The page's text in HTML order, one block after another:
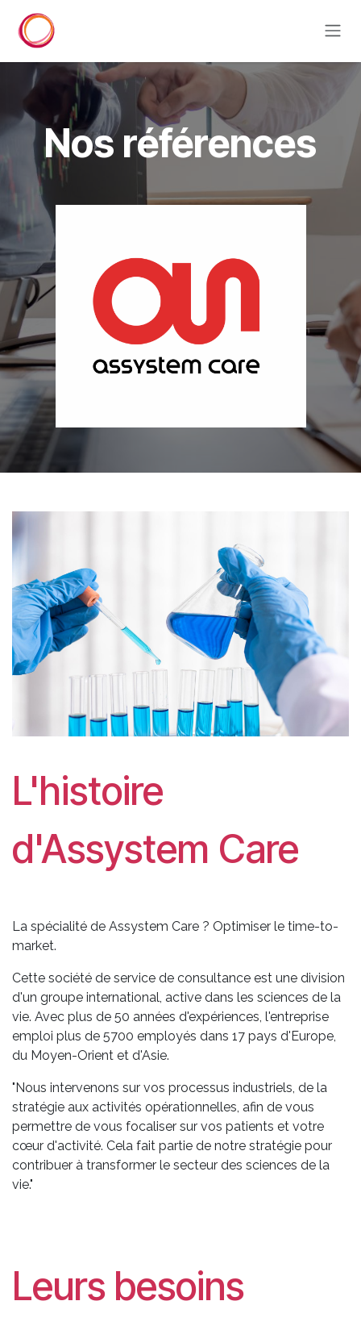
Nos références
L'histoire
d'Assystem Care
La spécialité de Assystem Care ? Optimiser le time-to-
market.
Cette société de service de consultance est une division
d'un groupe international, active dans les sciences de la
vie. Avec plus de 50 années d'expériences, l'entreprise
emploi plus de 5700 employés dans 17 pays d'Europe,
du Moyen-Orient et d'Asie.
"Nous intervenons sur vos processus industriels, de la
stratégie aux activités opérationnelles, afin de vous
permettre de vous focaliser sur vos patients et votre
cœur d'activité. Cela fait partie de notre stratégie pour
contribuer à transformer le secteur des sciences de la
vie."
Leurs besoins